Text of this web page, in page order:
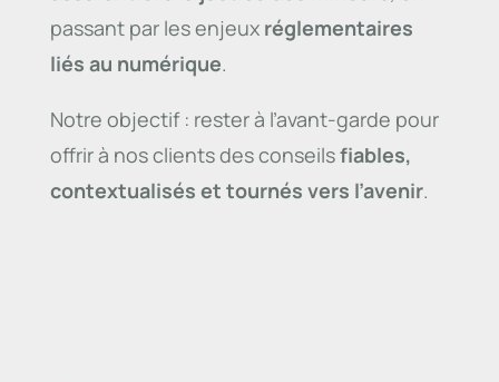
passant par les enjeux réglementaires
liés au numérique.
Notre objectif : rester à l’avant-garde pour
offrir à nos clients des conseilsfiables,
contextualisés et tournés vers l’avenir.